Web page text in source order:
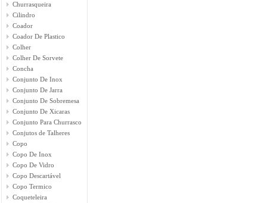
Churrasqueira
Cilindro
Coador
Coador De Plastico
Colher
Colher De Sorvete
Concha
Conjunto De Inox
Conjunto De Jarra
Conjunto De Sobremesa
Conjunto De Xicaras
Conjunto Para Churrasco
Conjutos de Talheres
Copo
Copo De Inox
Copo De Vidro
Copo Descartável
Copo Termico
Coqueteleira